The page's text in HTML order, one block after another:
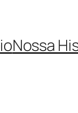
Nossa